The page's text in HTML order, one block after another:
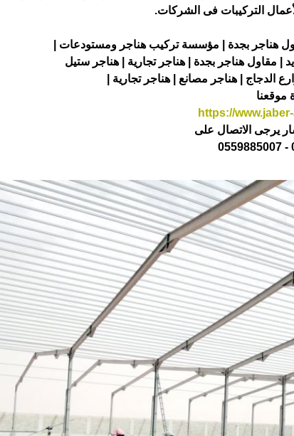
التركيبات فى الشركات.
هناجر بجدة | مؤسسة تركيب هناجر ومستودعات |
مقاول هناجر بجدة | هناجر تجارية | هناجر ستيل
الدجاج | هناجر مصانع | هناجر تجارية |
موقعنا
https://
يرجى الاتصال على